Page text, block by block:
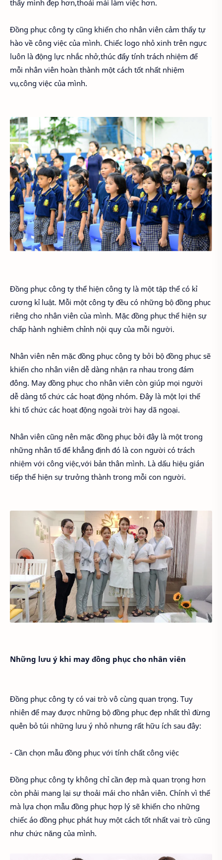
thấy mình đẹp hơn,thoải mái làm việc hơn.
Đồng phục công ty cũng khiến cho nhân viên cảm thấy tự
hào về công việc của mình. Chiếc logo nhỏ xinh trên ngực
luôn là động lực nhắc nhở,thúc đẩy tính trách nhiệm để
mỗi nhân viên hoàn thành một cách tốt nhất nhiệm
vụ,công việc của mình.
Đồng phục công ty thể hiện công ty là một tập thể có kỉ
cương kỉ luật. Mỗi một công ty đều có những bộ đồng phục
riêng cho nhân viên của mình. Mặc đồng phục thể hiện sự
chấp hành nghiêm chỉnh nội quy của mỗi người.
Nhân viên nên mặc đồng phục công ty bởi bộ đồng phục sẽ
khiến cho nhân viên dễ dàng nhận ra nhau trong đám
đông. May đồng phục cho nhân viên còn giúp mọi người
dễ dàng tổ chức các hoạt động nhóm. Đây là một lợi thế
khi tổ chức các hoạt động ngoài trời hay dã ngoại.
Nhân viên cũng nên mặc đồng phục bởi đây là một trong
những nhân tố để khẳng định đó là con người có trách
nhiệm với công việc,với bản thân mình. Là dấu hiệu gián
tiếp thể hiện sự trưởng thành trong mỗi con người.
Những lưu ý khi may đồng phục cho nhân viên
Đồng phục công ty có vai trò vô cùng quan trọng. Tuy
nhiên để may được những bộ đồng phục đẹp nhất thì đừng
quên bỏ túi những lưu ý nhỏ nhưng rất hữu ích sau đây:
- Cần chọn mẫu đồng phục với tính chất công việc
Đồng phục công ty không chỉ cần đẹp mà quan trọng hơn
còn phải mang lại sự thoải mái cho nhân viên. Chính vì thế
mà lựa chọn mẫu đồng phục hợp lý sẽ khiến cho những
chiếc áo đồng phục phát huy một cách tốt nhất vai trò cũng
như chức năng của mình.